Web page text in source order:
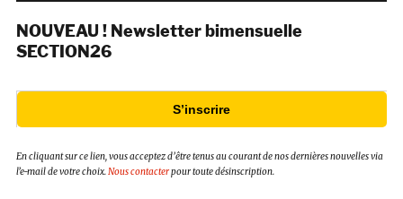
NOUVEAU ! Newsletter bimensuelle
SECTION26
S’inscrire
En cliquant sur ce lien, vous acceptez d’être tenus au courant de nos dernières nouvelles via
l’e-mail de votre choix.Nous contacterpour toute désinscription.